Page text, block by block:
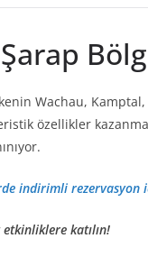
Wachau,
özellikler
indirimli rezervasyon
katılın!